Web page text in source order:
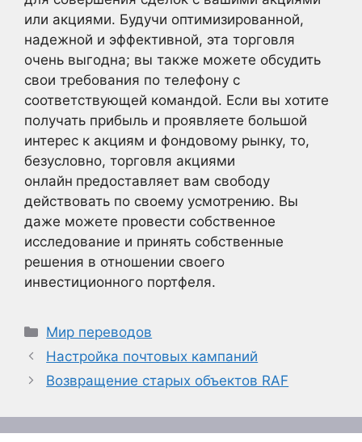
или акциями. Будучи оптимизированной,
надежной и эффективной, эта торговля
очень выгодна; вы также можете обсудить
свои требования по телефону с
соответствующей командой. Если вы хотите
получать прибыль и проявляете большой
интерес к акциям и фондовому рынку, то,
безусловно, торговля акциями
онлайн предоставляет вам свободу
действовать по своему усмотрению. Вы
даже можете провести собственное
исследование и принять собственные
решения в отношении своего
инвестиционного портфеля.
Рубрики
Мир переводов
Настройка почтовых кампаний
Возвращение старых объектов RAF